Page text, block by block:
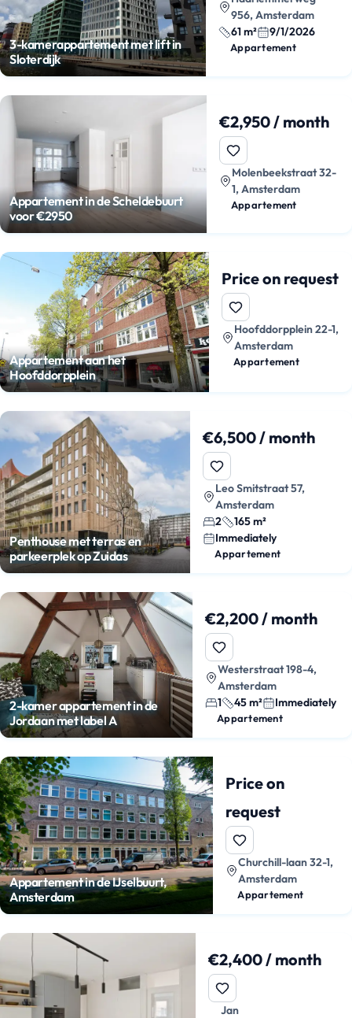
3-kamerappartement met lift in
Sloterdijk
956, Amsterdam
61 m²
9/1/2026
Appartement
Appartement in de Scheldebuurt
voor €2950
€2,950 / month
Molenbeekstraat 32-
1, Amsterdam
Appartement
Appartement aan het
Hoofddorpplein
Price on request
Hoofddorpplein 22-1,
Amsterdam
Appartement
Penthouse met terras en
parkeerplek op Zuidas
€6,500 / month
Leo Smitstraat 57,
Amsterdam
2
165 m²
Immediately
Appartement
2-kamer appartement in de
Jordaan met label A
€2,200 / month
Westerstraat 198-4,
Amsterdam
1
45 m² Immediately
Appartement
Appartement in de IJselbuurt,
Amsterdam
Price on
request
Churchill-laan 32-1,
Amsterdam
Appartement
€2,400 / month
Jan